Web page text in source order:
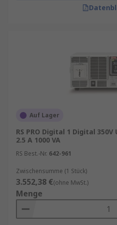
Auf Lager
RS PRO Digital 1 Digital 350V
2.5 A 1000 VA
RS Best.-Nr. 642-961
Zwischensumme (1 Stück)
3.552,38 €(ohne MwSt.)
Menge